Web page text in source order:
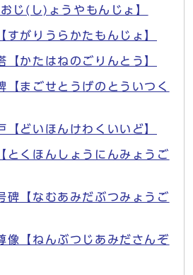
じ(し)ょうやもんじょ】
すがりうらかたもんじょ】
【かたはねのごりんとう】
【まごせとうげのとういつく
【どいほんけわくいいど】
とくほんしょうにんみょうご
碑【なむあみだぶつみょうご
像【ねんぶつじあみださんぞ